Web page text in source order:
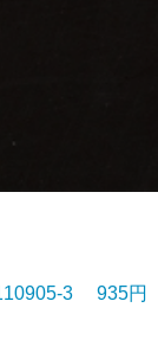
3 935円